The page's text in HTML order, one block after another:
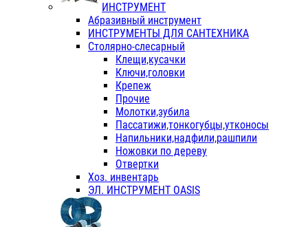
ИНСТРУМЕНТ
Абразивный инструмент
ИНСТРУМЕНТЫ ДЛЯ САНТЕХНИКА
Столярно-слесарный
Клещи,кусачки
Ключи,головки
Крепеж
Прочие
Молотки,зубила
Пассатижи,тонкогубцы,утконосы
Напильники,надфили,рашпили
Ножовки по дереву
Отвертки
Хоз. инвентарь
ЭЛ. ИНСТРУМЕНТ OASIS